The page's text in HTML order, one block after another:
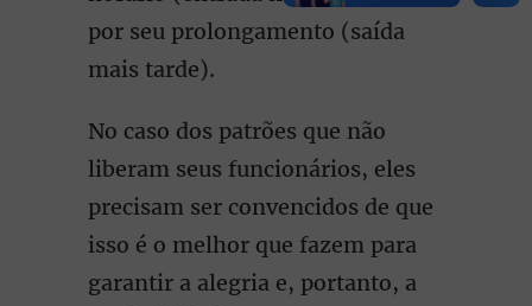
por seu prolongamento (saída
mais tarde).
No caso dos patrões que não
liberam seus funcionários, eles
precisam ser convencidos de que
isso é o melhor que fazem para
garantir a alegria e, portanto, a